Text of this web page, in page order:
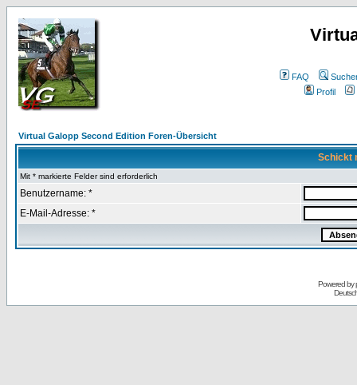
FAQ
Profil
Virtual Galopp Second Edition Foren-Übersicht
Schickt
Mit * markierte Felder sind erforderlich
Benutzername: *
E-Mail-Adresse: *
Powered by